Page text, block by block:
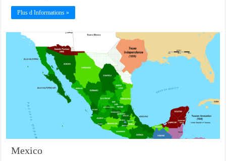
Plus d Informations »
Mexico